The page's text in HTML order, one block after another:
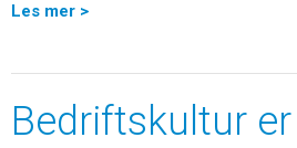
Les mer >
Bedriftskultur